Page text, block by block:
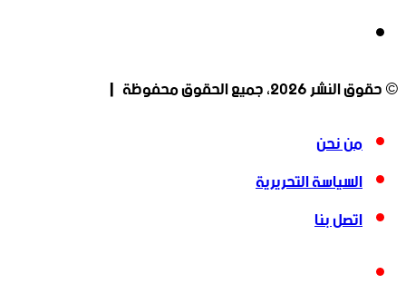
© حقوق النشر 2026، جميع الحقوق محفوظة |
من نحن
السياسة التحريرية
اتصل بنا